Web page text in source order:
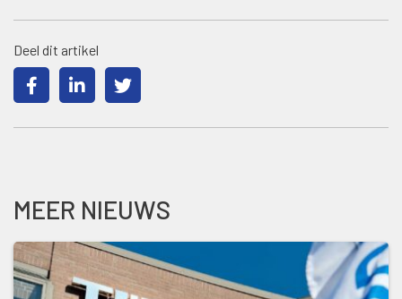
Deel dit artikel
MEER NIEUWS